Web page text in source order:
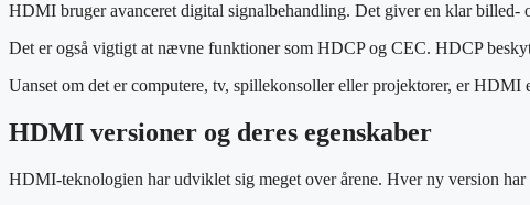
HDMI bruger avanceret digital signalbehandling. Det giver en klar billed-
Det er også vigtigt at nævne funktioner som HDCP og CEC. HDCP
Uanset om det er computere, tv, spillekonsoller eller projektorer, er HDMI
HDMI versioner og deres egenskaber
HDMI-teknologien har udviklet sig meget over årene. Hver ny version